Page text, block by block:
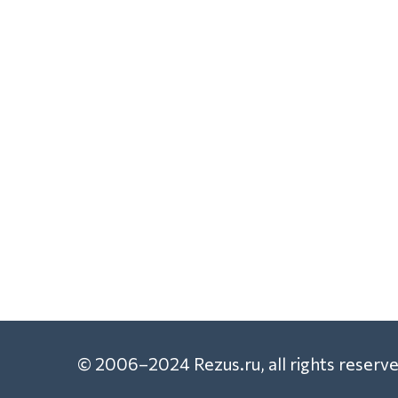
© 2006–2024 Rezus.ru, all rights